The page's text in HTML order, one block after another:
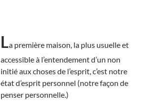
La première maison, la plus usuelle et
accessible à l’entendement d’un non
initié aux choses de l’esprit, c’est notre
état d’esprit personnel (notre façon de
penser personnelle.)